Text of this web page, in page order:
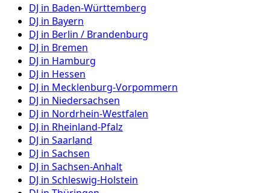
DJ in Baden-Württemberg
DJ in Bayern
DJ in Berlin / Brandenburg
DJ in Bremen
DJ in Hamburg
DJ in Hessen
DJ in Mecklenburg-Vorpommern
DJ in Niedersachsen
DJ in Nordrhein-Westfalen
DJ in Rheinland-Pfalz
DJ in Saarland
DJ in Sachsen
DJ in Sachsen-Anhalt
DJ in Schleswig-Holstein